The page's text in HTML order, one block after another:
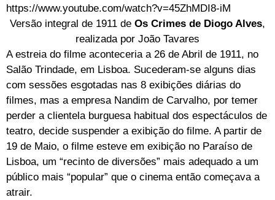
https://www.youtube.com/watch?v=45ZhMDI8-iM
Versão integral de 1911 de Os Crimes de Diogo Alves,
realizada por João Tavares
A estreia do filme aconteceria a 26 de Abril de 1911, no
Salão Trindade, em Lisboa. Sucederam-se alguns dias
com sessões esgotadas nas 8 exibições diárias do
filmes, mas a empresa Nandim de Carvalho, por temer
perder a clientela burguesa habitual dos espectáculos de
teatro, decide suspender a exibição do filme. A partir de
19 de Maio, o filme esteve em exibição no Paraíso de
Lisboa, um “recinto de diversões” mais adequado a um
público mais “popular” que o cinema então começava a
atrair.